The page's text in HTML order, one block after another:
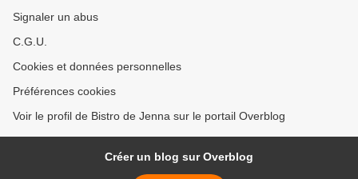
Signaler un abus
C.G.U.
Cookies et données personnelles
Préférences cookies
Voir le profil de Bistro de Jenna sur le portail Overblog
Créer un blog sur Overblog